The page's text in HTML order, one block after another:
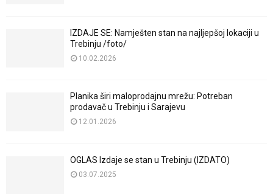
IZDAJE SE: Namješten stan na najljepšoj lokaciji u
Trebinju /foto/
10.02.2026
Planika širi maloprodajnu mrežu: Potreban
prodavač u Trebinju i Sarajevu
12.01.2026
OGLAS Izdaje se stan u Trebinju (IZDATO)
03.07.2025